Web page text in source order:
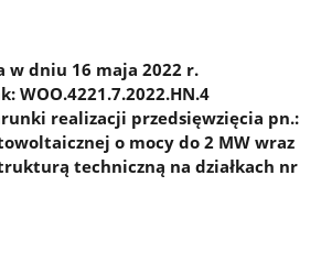
w dniu 16 maja 2022 r.
WOO.4221.7.2022.HN.4
realizacji przedsięwzięcia pn.:
o mocy do 2 MW wraz
techniczną na działkach nr